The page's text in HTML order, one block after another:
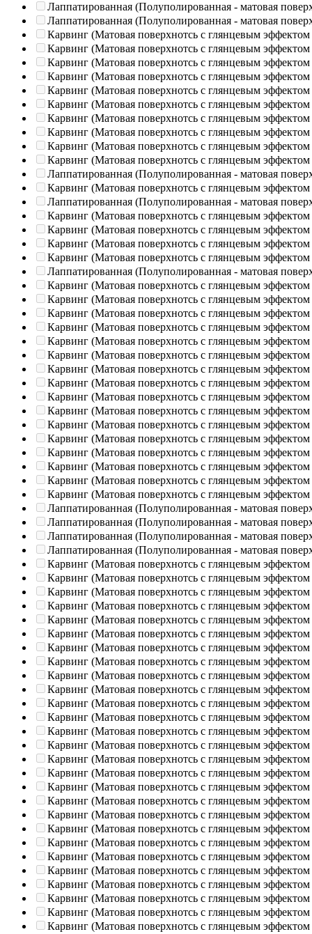
Лаппатированная (Полуполированная - матовая
Лаппатированная (Полуполированная - матовая
Карвинг (Матовая поверхнотсь с глянцевым эффектом
Карвинг (Матовая поверхнотсь с глянцевым эффектом
Карвинг (Матовая поверхнотсь с глянцевым эффектом
Карвинг (Матовая поверхнотсь с глянцевым эффектом
Карвинг (Матовая поверхнотсь с глянцевым эффектом
Карвинг (Матовая поверхнотсь с глянцевым эффектом
Карвинг (Матовая поверхнотсь с глянцевым эффектом
Карвинг (Матовая поверхнотсь с глянцевым эффектом
Карвинг (Матовая поверхнотсь с глянцевым эффектом
Карвинг (Матовая поверхнотсь с глянцевым эффектом
Лаппатированная (Полуполированная - матовая
Карвинг (Матовая поверхнотсь с глянцевым эффектом
Лаппатированная (Полуполированная - матовая
Карвинг (Матовая поверхнотсь с глянцевым эффектом
Карвинг (Матовая поверхнотсь с глянцевым эффектом
Карвинг (Матовая поверхнотсь с глянцевым эффектом
Карвинг (Матовая поверхнотсь с глянцевым эффектом
Лаппатированная (Полуполированная - матовая
Карвинг (Матовая поверхнотсь с глянцевым эффектом
Карвинг (Матовая поверхнотсь с глянцевым эффектом
Карвинг (Матовая поверхнотсь с глянцевым эффектом
Карвинг (Матовая поверхнотсь с глянцевым эффектом
Карвинг (Матовая поверхнотсь с глянцевым эффектом
Карвинг (Матовая поверхнотсь с глянцевым эффектом
Карвинг (Матовая поверхнотсь с глянцевым эффектом
Карвинг (Матовая поверхнотсь с глянцевым эффектом
Карвинг (Матовая поверхнотсь с глянцевым эффектом
Карвинг (Матовая поверхнотсь с глянцевым эффектом
Карвинг (Матовая поверхнотсь с глянцевым эффектом
Карвинг (Матовая поверхнотсь с глянцевым эффектом
Карвинг (Матовая поверхнотсь с глянцевым эффектом
Карвинг (Матовая поверхнотсь с глянцевым эффектом
Карвинг (Матовая поверхнотсь с глянцевым эффектом
Карвинг (Матовая поверхнотсь с глянцевым эффектом
Лаппатированная (Полуполированная - матовая
Лаппатированная (Полуполированная - матовая
Лаппатированная (Полуполированная - матовая
Лаппатированная (Полуполированная - матовая
Карвинг (Матовая поверхнотсь с глянцевым эффектом
Карвинг (Матовая поверхнотсь с глянцевым эффектом
Карвинг (Матовая поверхнотсь с глянцевым эффектом
Карвинг (Матовая поверхнотсь с глянцевым эффектом
Карвинг (Матовая поверхнотсь с глянцевым эффектом
Карвинг (Матовая поверхнотсь с глянцевым эффектом
Карвинг (Матовая поверхнотсь с глянцевым эффектом
Карвинг (Матовая поверхнотсь с глянцевым эффектом
Карвинг (Матовая поверхнотсь с глянцевым эффектом
Карвинг (Матовая поверхнотсь с глянцевым эффектом
Карвинг (Матовая поверхнотсь с глянцевым эффектом
Карвинг (Матовая поверхнотсь с глянцевым эффектом
Карвинг (Матовая поверхнотсь с глянцевым эффектом
Карвинг (Матовая поверхнотсь с глянцевым эффектом
Карвинг (Матовая поверхнотсь с глянцевым эффектом
Карвинг (Матовая поверхнотсь с глянцевым эффектом
Карвинг (Матовая поверхнотсь с глянцевым эффектом
Карвинг (Матовая поверхнотсь с глянцевым эффектом
Карвинг (Матовая поверхнотсь с глянцевым эффектом
Карвинг (Матовая поверхнотсь с глянцевым эффектом
Карвинг (Матовая поверхнотсь с глянцевым эффектом
Карвинг (Матовая поверхнотсь с глянцевым эффектом
Карвинг (Матовая поверхнотсь с глянцевым эффектом
Карвинг (Матовая поверхнотсь с глянцевым эффектом
Карвинг (Матовая поверхнотсь с глянцевым эффектом
Карвинг (Матовая поверхнотсь с глянцевым эффектом
Карвинг (Матовая поверхнотсь с глянцевым эффектом